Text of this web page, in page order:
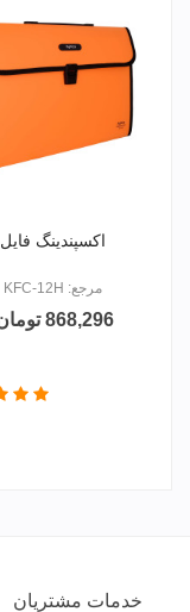
اکسپندینگ فایل
مرجع: KFC-12H
868,296 تومان
خدمات مشتریان